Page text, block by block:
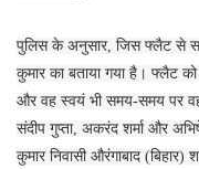
पुलिस के अनुसार, जिस फ्लैट से
कुमार का बताया गया है। फ्लैट को
और वह स्वयं भी समय-समय पर वहां
संदीप गुप्ता, अकरंद शर्मा और
कुमार निवासी औरंगाबाद